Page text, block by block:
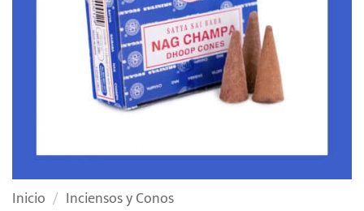
Inicio / Inciensos y Conos